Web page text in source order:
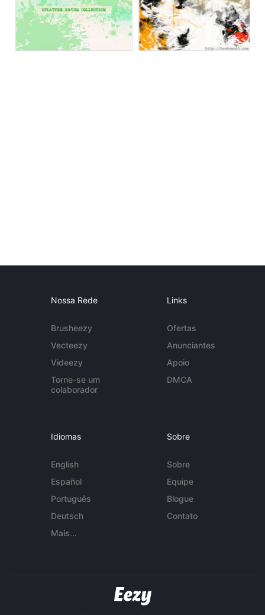
Nossa Rede
Brusheezy
Vecteezy
Videezy
Torne-se um
colaborador
Links
Ofertas
Anunciantes
Apoio
DMCA
Idiomas
English
Español
Português
Deutsch
Mais...
Sobre
Sobre
Equipe
Blogue
Contato